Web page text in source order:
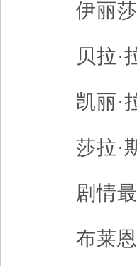
伊丽莎
贝拉·拉
凯丽·拉
莎拉·斯
剧情最
布莱恩·